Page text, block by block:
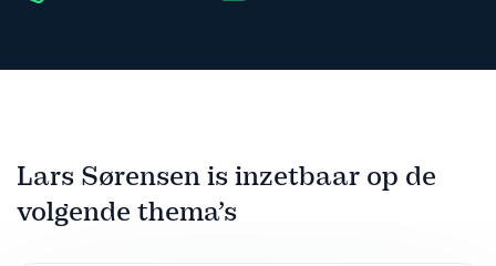
Lars Sørensen is inzetbaar op de
volgende thema’s